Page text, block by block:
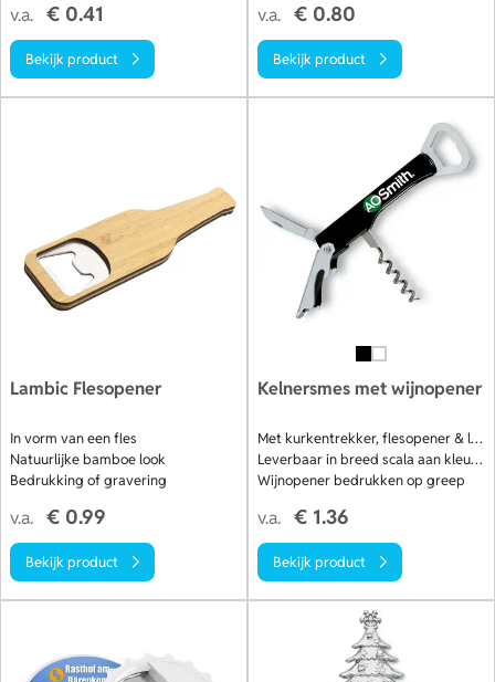
v.a. € 0.41
Bekijk product
v.a. € 0.80
Bekijk product
Lambic Flesopener
In vorm van een fles
Natuurlijke bamboe look
Bedrukking of gravering
v.a. € 0.99
Bekijk product
Kelnersmes met wijnopener
Met kurkentrekker, flesopener & loodsnijder
Leverbaar in breed scala aan kleuren
Wijnopener bedrukken op greep
v.a. € 1.36
Bekijk product